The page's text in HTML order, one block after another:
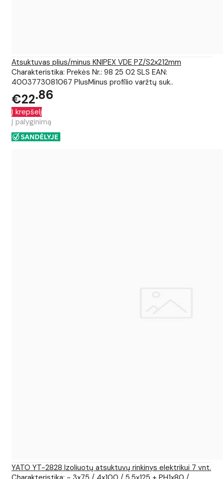
Atsuktuvas plius/minus KNIPEX VDE PZ/S2x212mm
Charakteristika: Prekės Nr.: 98 25 02 SLS EAN:
4003773081067 PlusMinus profilio varžtų suk..
€22 86
Į krepšelį
Į palyginimą
YATO YT-2828 Izoliuotų atsuktuvų rinkinys elektrikui 7 vnt.